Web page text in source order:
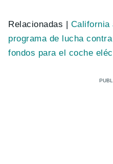
Relacionadas | California
programa de lucha
fondos para el coche